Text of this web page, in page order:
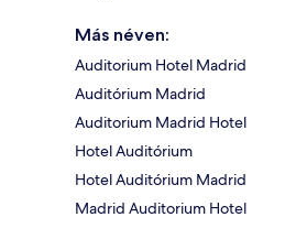
Más néven:
Auditorium Hotel Madrid
Auditórium Madrid
Auditorium Madrid Hotel
Hotel Auditórium
Hotel Auditórium Madrid
Madrid Auditorium Hotel